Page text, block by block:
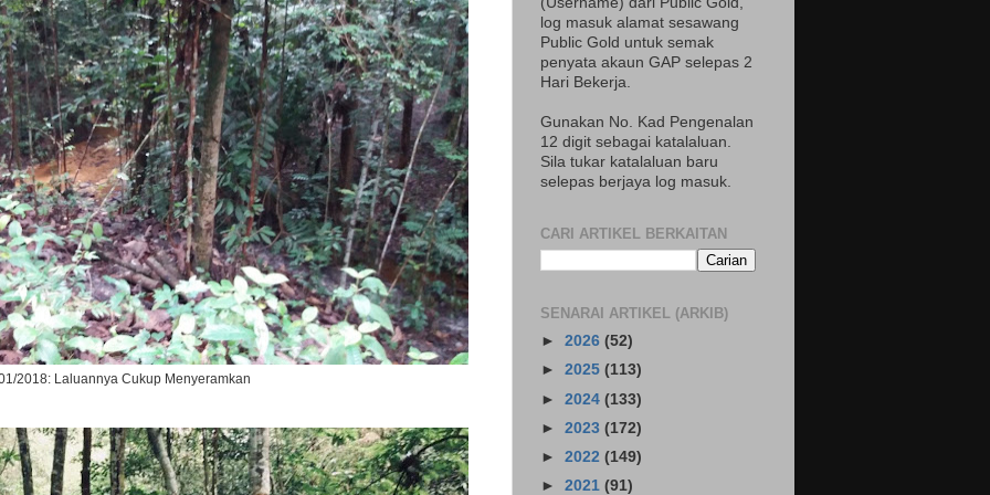
2018: Laluannya Cukup Menyeramkan
log masuk alamat sesawang
Public Gold untuk semak
penyata akaun GAP selepas 2
Hari Bekerja.
Gunakan No. Kad Pengenalan
12 digit sebagai katalaluan.
Sila tukar katalaluan baru
selepas berjaya log masuk.
CARI ARTIKEL BERKAITAN
SENARAI ARTIKEL (ARKIB)
► 2026 (52)
► 2025 (113)
► 2024 (133)
► 2023 (172)
► 2022 (149)
► 2021 (91)